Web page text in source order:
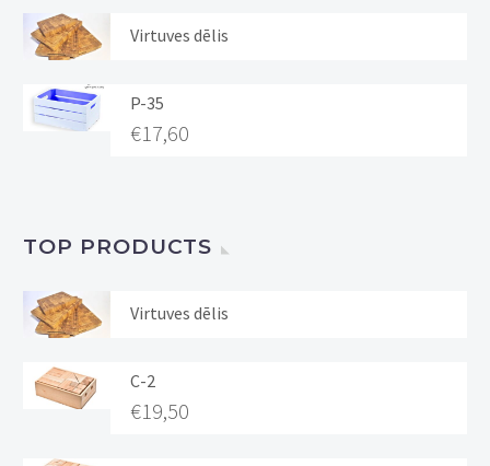
Virtuves dēlis
P-35
€17,60
TOP PRODUCTS
Virtuves dēlis
C-2
€19,50